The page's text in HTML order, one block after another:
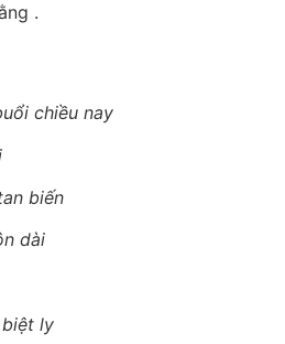
.
chiều nay
biến
dài
ly